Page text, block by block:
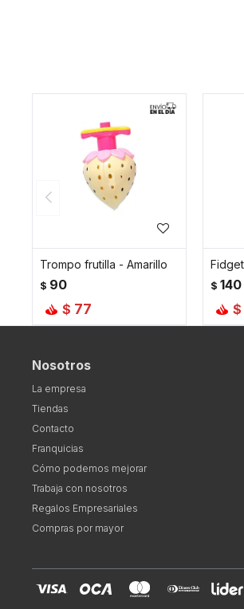
Trompo frutilla - Amarillo
$ 90
$ 77
$ 140
$
Nosotros
La empresa
Tiendas
Contacto
Franquicias
Cómo podemos mejorar
Trabaja con nosotros
Regalos Empresariales
Compras por mayor